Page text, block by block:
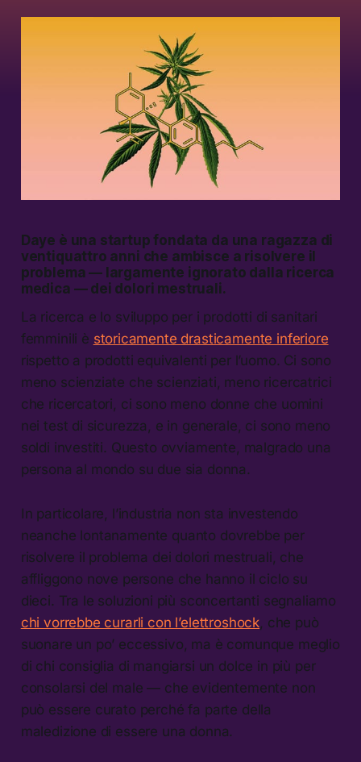
Daye è una startup fondata da una ragazza di
ventiquattro anni che ambisce a risolvere il
problema — largamente ignorato dalla ricerca
medica — dei dolori mestruali.
La ricerca e lo sviluppo per i prodotti di sanitari
femminili è storicamente drasticamente inferiore
rispetto a prodotti equivalenti per l’uomo. Ci sono
meno scienziate che scienziati, meno ricercatrici
che ricercatori, ci sono meno donne che uomini
nei test di sicurezza, e in generale, ci sono meno
soldi investiti. Questo ovviamente, malgrado una
persona al mondo su due sia donna.
In particolare, l’industria non sta investendo
neanche lontanamente quanto dovrebbe per
risolvere il problema dei dolori mestruali, che
affliggono nove persone che hanno il ciclo su
dieci. Tra le soluzioni più sconcertanti segnaliamo
chi vorrebbe curarli con l’elettroshock , che può
suonare un po’ eccessivo, ma è comunque meglio
di chi consiglia di mangiarsi un dolce in più per
consolarsi del male — che evidentemente non
può essere curato perché fa parte della
maledizione di essere una donna.